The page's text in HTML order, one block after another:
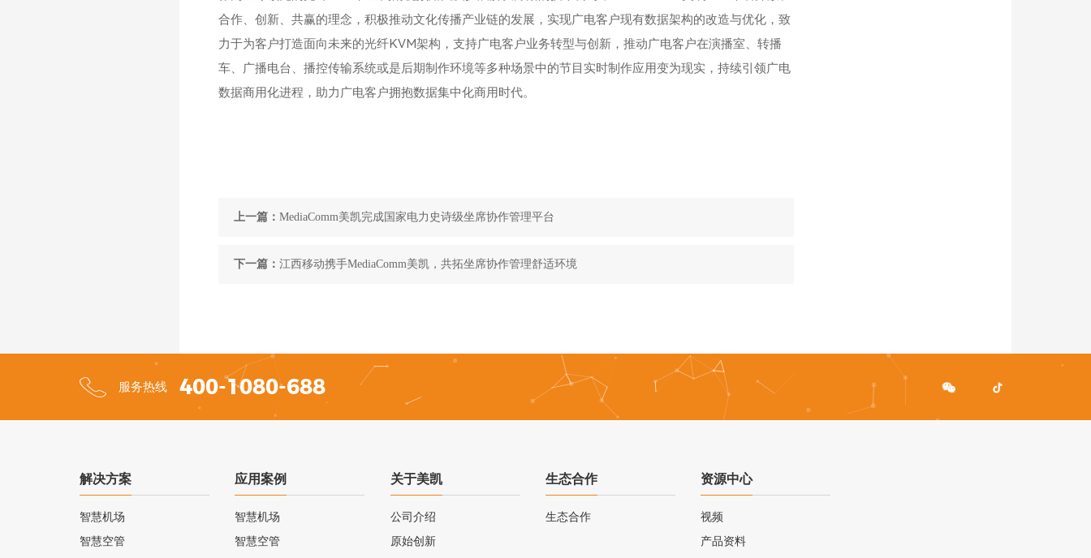
合作、创新、共赢的理念，积极推动文化传播产业链的发展，实现广电客户现有数据架构的改造与优化，致
力于为客户打造面向未来的光纤KVM架构，支持广电客户业务转型与创新，推动广电客户在演播室、转播
车、广播电台、播控传输系统或是后期制作环境等多种场景中的节目实时制作应用变为现实，持续引领广电
数据商用化进程，助力广电客户拥抱数据集中化商用时代。
上一篇：MediaComm美凯完成国家电力史诗级坐席协作管理平台
下一篇：江西移动携手MediaComm美凯，共拓坐席协作管理舒适环境
服务热线 400-1080-688
解决方案
智慧机场
智慧空管
应用案例
智慧机场
智慧空管
关于美凯
公司介绍
原始创新
生态合作
生态合作
资源中心
视频
产品资料